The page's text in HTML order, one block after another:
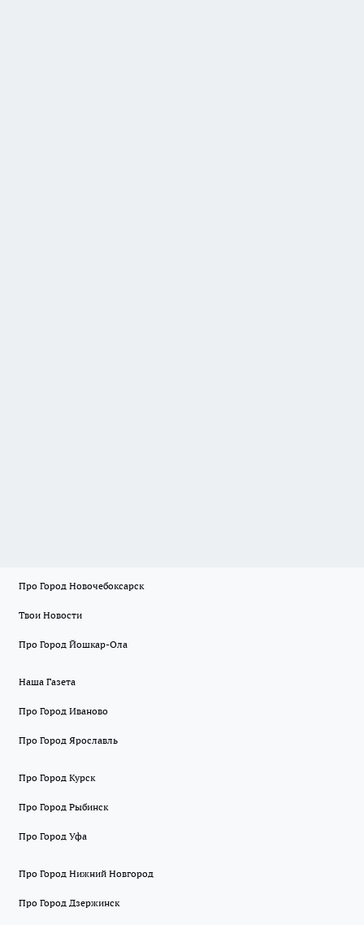
Про Город Новочебоксарск
Твои Новости
Про Город Йошкар-Ола
Наша Газета
Про Город Иваново
Про Город Ярославль
Про Город Курск
Про Город Рыбинск
Про Город Уфа
Про Город Нижний Новгород
Про Город Дзержинск